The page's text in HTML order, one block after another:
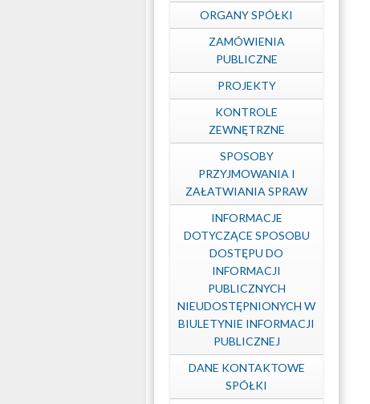
Aglomeracyjna
ORGANY SPÓŁKI
ZAMÓWIENIA
PUBLICZNE
PROJEKTY
KONTROLE
ZEWNĘTRZNE
SPOSOBY
PRZYJMOWANIA I
ZAŁATWIANIA SPRAW
INFORMACJE
DOTYCZĄCE SPOSOBU
DOSTĘPU DO
INFORMACJI
PUBLICZNYCH
NIEUDOSTĘPNIONYCH W
BIULETYNIE INFORMACJI
PUBLICZNEJ
DANE KONTAKTOWE
SPÓŁKI